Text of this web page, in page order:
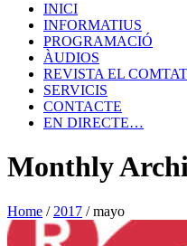
INICI
INFORMATIUS
PROGRAMACIÓ
ÀUDIOS
REVISTA EL COMTAT
SERVICIS
CONTACTE
EN DIRECTE…
Monthly
Home / 2017 /mayo